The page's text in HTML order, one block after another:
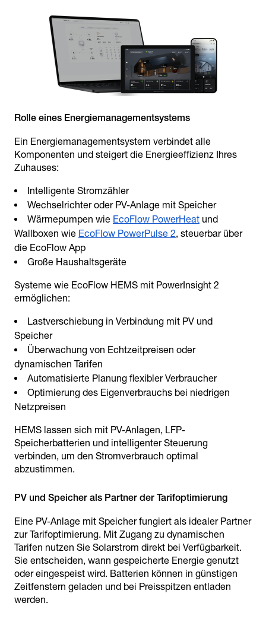
Ein Energiemanagementsystem verbindet alle
Komponenten und steigert die Energieeffizienz Ihres
Zuhauses:
Intelligente Stromzähler
Wechselrichter oder PV-Anlage mit Speicher
Wärmepumpen wie EcoFlow PowerHeat und
Wallboxen wie EcoFlow PowerPulse 2, steuerbar über
die EcoFlow App
Große Haushaltsgeräte
Systeme wie EcoFlow HEMS mit PowerInsight 2
ermöglichen:
Lastverschiebung in Verbindung mit PV und
Speicher
Überwachung von Echtzeitpreisen oder
dynamischen Tarifen
Automatisierte Planung flexibler Verbraucher
Optimierung des Eigenverbrauchs bei niedrigen
Netzpreisen
HEMS lassen sich mit PV-Anlagen, LFP-
Speicherbatterien und intelligenter Steuerung
verbinden, um den Stromverbrauch optimal
abzustimmen.
Eine PV-Anlage mit Speicher fungiert als idealer Partner
zur Tarifoptimierung. Mit Zugang zu dynamischen
Tarifen nutzen Sie Solarstrom direkt bei Verfügbarkeit.
Sie entscheiden, wann gespeicherte Energie genutzt
oder eingespeist wird. Batterien können in günstigen
Zeitfenstern geladen und bei Preisspitzen entladen
werden.